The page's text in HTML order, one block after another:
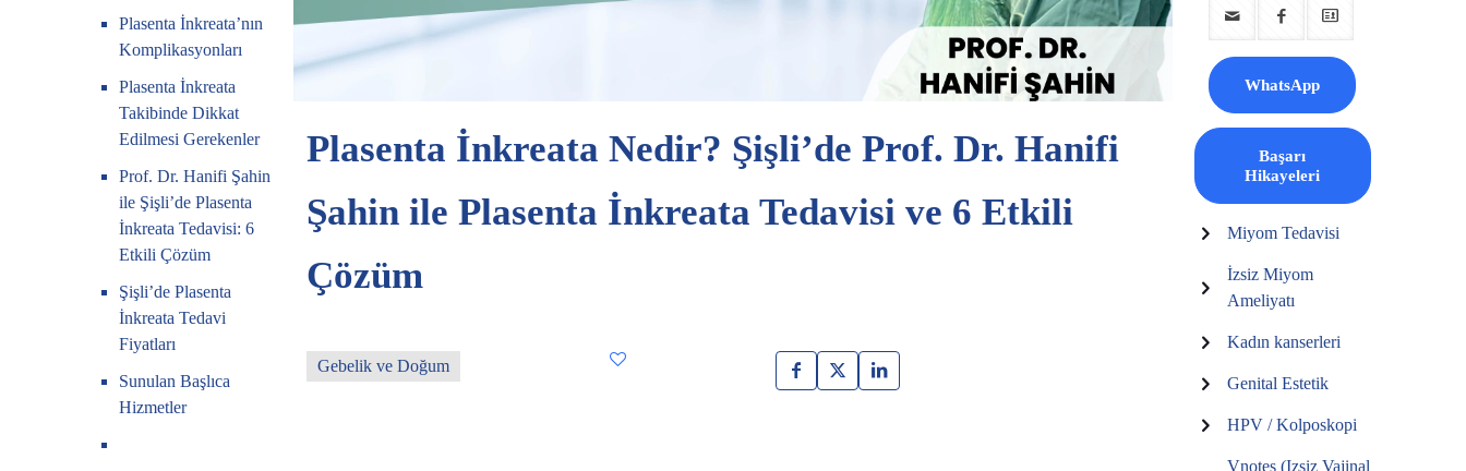
Plasenta İnkreata’nın
Komplikasyonları
Plasenta İnkreata
Takibinde Dikkat
Edilmesi Gerekenler
Prof. Dr. Hanifi Şahin
ile Şişli’de Plasenta
İnkreata Tedavisi: 6
Etkili Çözüm
Şişli’de Plasenta
İnkreata Tedavi
Fiyatları
Sunulan Başlıca
Hizmetler
Plasenta İnkreata Nedir? Şişli’de Prof. Dr. Hanifi
Şahin ile Plasenta İnkreata Tedavisi ve 6 Etkili
Çözüm
Gebelik ve Doğum
WhatsApp
Başarı
Hikayeleri
Miyom Tedavisi
İzsiz Miyom
Ameliyatı
Kadın kanserleri
Genital Estetik
HPV / Kolposkopi
Vnotes (Izsiz Vajinal